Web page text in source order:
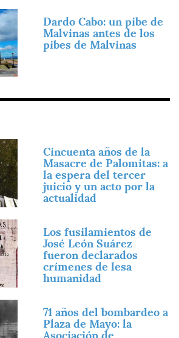
Dardo Cabo: un pibe de
Malvinas antes de los
pibes de Malvinas
Cincuenta años de la
Masacre de Palomitas: a
la espera del tercer
juicio y un acto por la
actualidad
Los fusilamientos de
José León Suárez
fueron declarados
crímenes de lesa
humanidad
71 años del bombardeo a
Plaza de Mayo: la